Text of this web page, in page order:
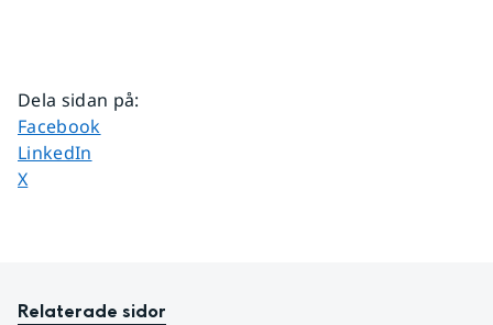
Dela sidan på:
Dela sidan på
Facebook
Dela sidan på
LinkedIn
Dela sidan på
X
Relaterade sidor